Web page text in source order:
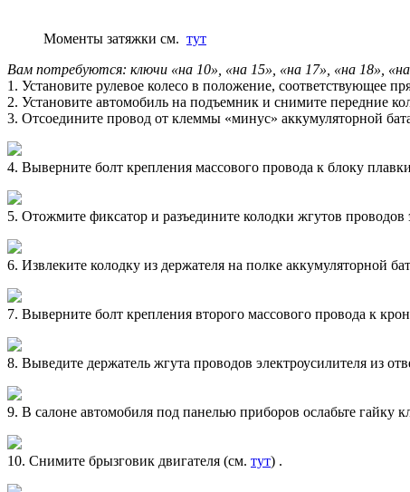
Моменты затяжки см. тут
Вам потребуются: ключи «на 10», «на 15», «на 17», «на 18»,
1. Установите рулевое колесо в положение, соответствующее
2. Установите автомобиль на подъемник и снимите передние
3. Отсоедините провод от клеммы «минус» аккумуляторной
4. Выверните болт крепления массового провода к блоку
5. Отожмите фиксатор и разъедините колодки жгутов проводов
6. Извлеките колодку из держателя на полке аккумуляторной
7. Выверните болт крепления второго массового провода к
8. Выведите держатель жгута проводов электроусилителя из
9. В салоне автомобиля под панелью приборов ослабьте гайку
10. Снимите брызговик двигателя (см. тут) .